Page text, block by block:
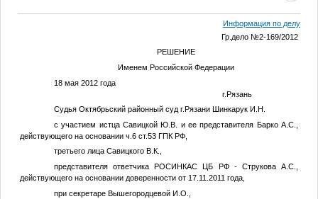
Информация по делу
Гр.дело №2-169/2012
РЕШЕНИЕ
Именем Российской Федерации
18 мая 2012 года
г.Рязань
Судья Октябрьский районный суд г.Рязани Шинкарук И.Н.
с участием истца Савицкой Ю.В. и ее представителя Барко А.С.,
действующего на основании ч.6 ст.53 ГПК РФ,
третьего лица Савицкого В.К.,
представителя ответчика РОСИНКАС ЦБ РФ - Струкова А.С.,
действующего на основании доверенности от 17.11.2011 года,
при секретаре Вышегородцевой И.О.,